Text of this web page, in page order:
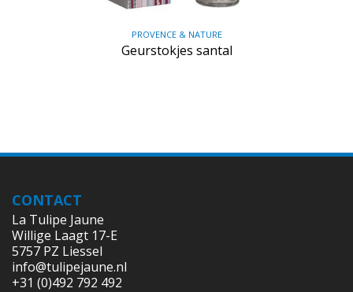
PROVENCE & NATURE
Geurstokjes santal
CONTACT
La Tulipe Jaune
Willige Laagt 17-E
5757 PZ Liessel
info@tulipejaune.nl
+31 (0)492 792 492